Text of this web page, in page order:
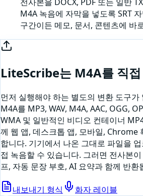
M4A 녹음에 자막을 넣도록 SRT
구간이든 메모, 문서, 콘텐츠에 바
LiteScribe는 M4A를 직
먼저 실행해야 하는 별도의 변환 도구
M4A를 MP3, WAV, M4A, AAC, OGG,
WMA 및 일반적인 비디오 컨테이너
께 웹 앱, 데스크톱 앱, 모바일, Chrome
합니다. 기기에서 나온 그대로 파일을
접 녹음할 수 있습니다. 그러면 전사본
프, 자동 문장 부호, AI 요약과 함께 반환
내보내기 형식
화자 레이블